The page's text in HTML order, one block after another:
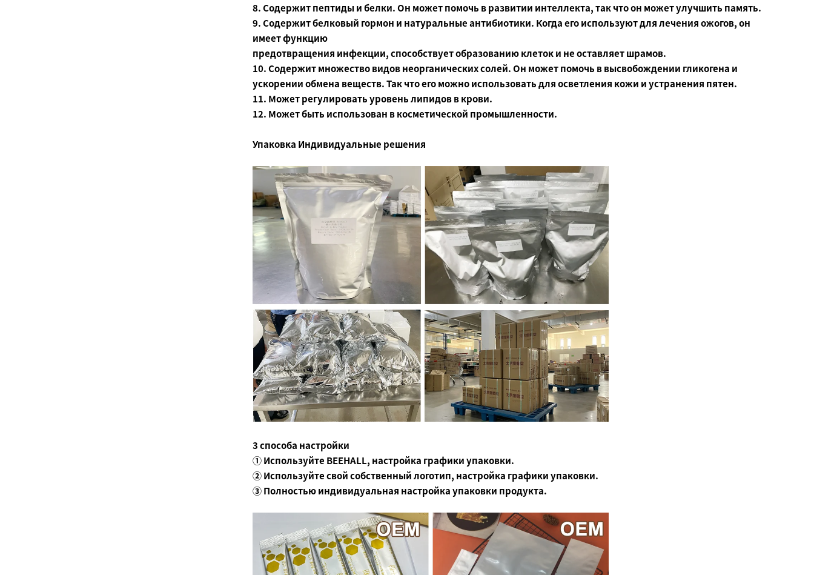
8. Содержит пептиды и белки. Он может помочь в развитии интеллекта, так что он может улучшить память.
9. Содержит белковый гормон и натуральные антибиотики. Когда его используют для лечения ожогов, он
имеет функцию
предотвращения инфекции, способствует образованию клеток и не оставляет шрамов.
10. Содержит множество видов неорганических солей. Он может помочь в высвобождении гликогена и
ускорении обмена веществ. Так что его можно использовать для осветления кожи и устранения пятен.
11. Может регулировать уровень липидов в крови.
12. Может быть использован в косметической промышленности.
Упаковка Индивидуальные решения
3 способа настройки
① Используйте BEEHALL, настройка графики упаковки.
② Используйте свой собственный логотип, настройка графики упаковки.
③ Полностью индивидуальная настройка упаковки продукта.